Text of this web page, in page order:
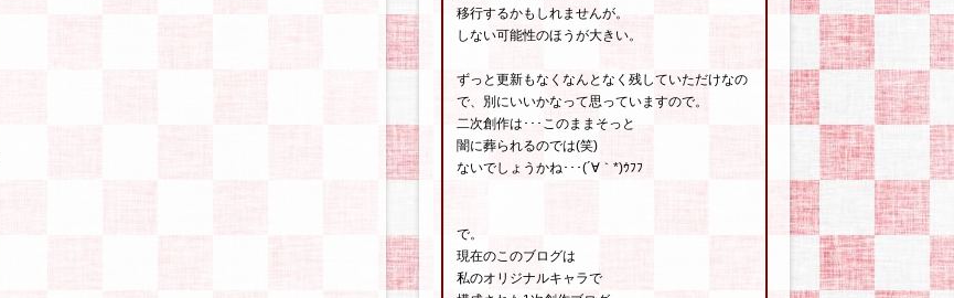
移行するかもしれませんが。
しない可能性のほうが大きい。
ずっと更新もなくなんとなく残していただけなの
で、別にいいかなって思っていますので。
二次創作は･･･このままそっと
闇に葬られるのでは(笑)
ないでしょうかね･･･(´∀｀*)ｳﾌﾌ
で。
現在のこのブログは
私のオリジナルキャラで